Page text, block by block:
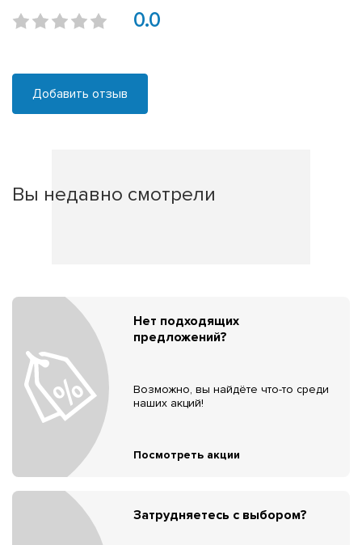
0.0
Добавить отзыв
Вы недавно смотрели
Нет подходящих
предложений?
Возможно, вы найдёте что-то среди
наших акций!
Посмотреть акции
Затрудняетесь с выбором?